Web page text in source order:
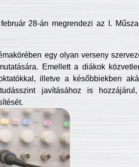
28-án megrendezi az I.
egy olyan verseny
Emellett a diákok
illetve a későbbiekben
javításához is